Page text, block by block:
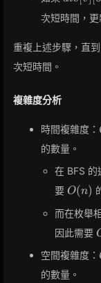
[0] <
nd <
[1]
次短時間，更
重複上述步驟，直到
次短時間。
複雜度分析
時間複雜度：
的數量。
在 BFS 的
要 O(n)
O(n)
而在枚舉
因此需要
空間複雜度：
的數量。